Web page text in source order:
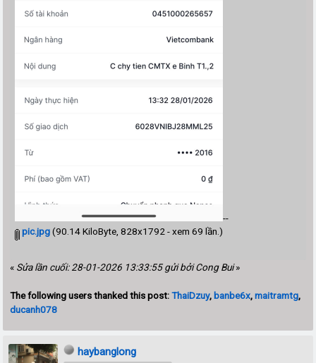
--
pic.jpg(90.14 KiloByte, 828x1792 - xem 69 lần.)
« Sửa lần cuối: 28-01-2026 13:33:55 gửi bởi Cong Bui»
The following users thanked this post:ThaiDzuy, banbe6x,maitramtg,
ducanh078
haybanglong